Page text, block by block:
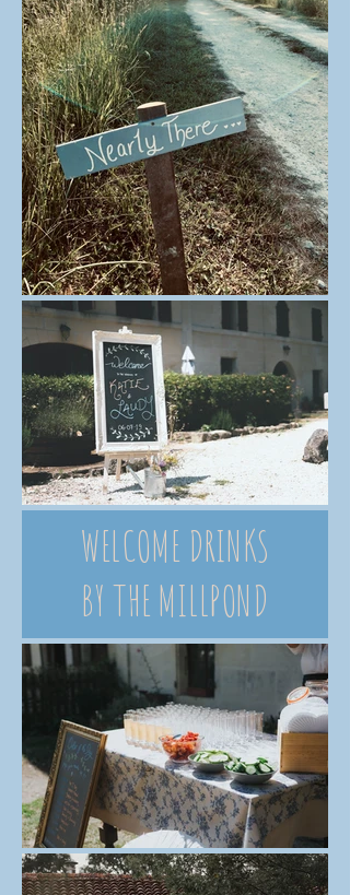
WELCOME DRINKS
BY THE MILLPOND